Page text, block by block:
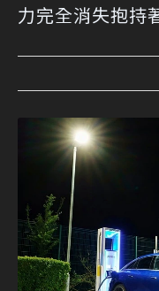
力完全消失抱持